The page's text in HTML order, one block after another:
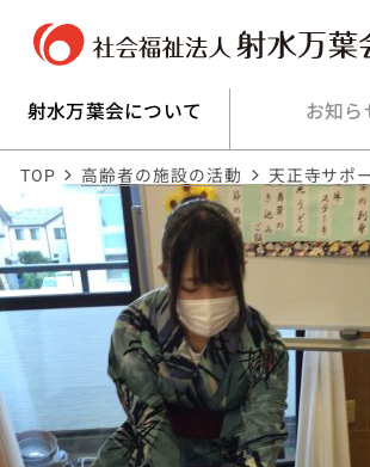
射水万葉会について お知ら
TOP 高齢者の施設の活動 天正寺サポ